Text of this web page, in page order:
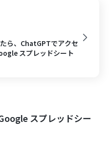
ら、ChatGPTでアクセ
スプレッドシート
スプレッドシー